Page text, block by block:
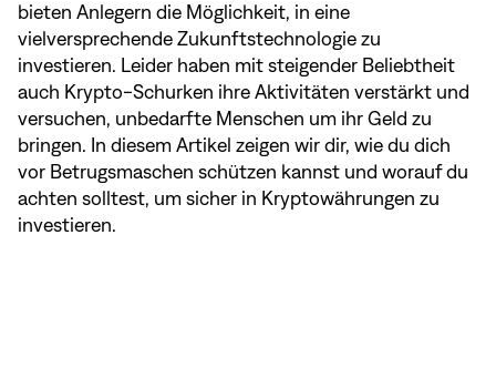
bieten Anlegern die Möglichkeit, in eine
vielversprechende Zukunftstechnologie zu
investieren. Leider haben mit steigender Beliebtheit
auch Krypto-Schurken ihre Aktivitäten verstärkt und
versuchen, unbedarfte Menschen um ihr Geld zu
bringen. In diesem Artikel zeigen wir dir, wie du dich
vor Betrugsmaschen schützen kannst und worauf du
achten solltest, um sicher in Kryptowährungen zu
investieren.